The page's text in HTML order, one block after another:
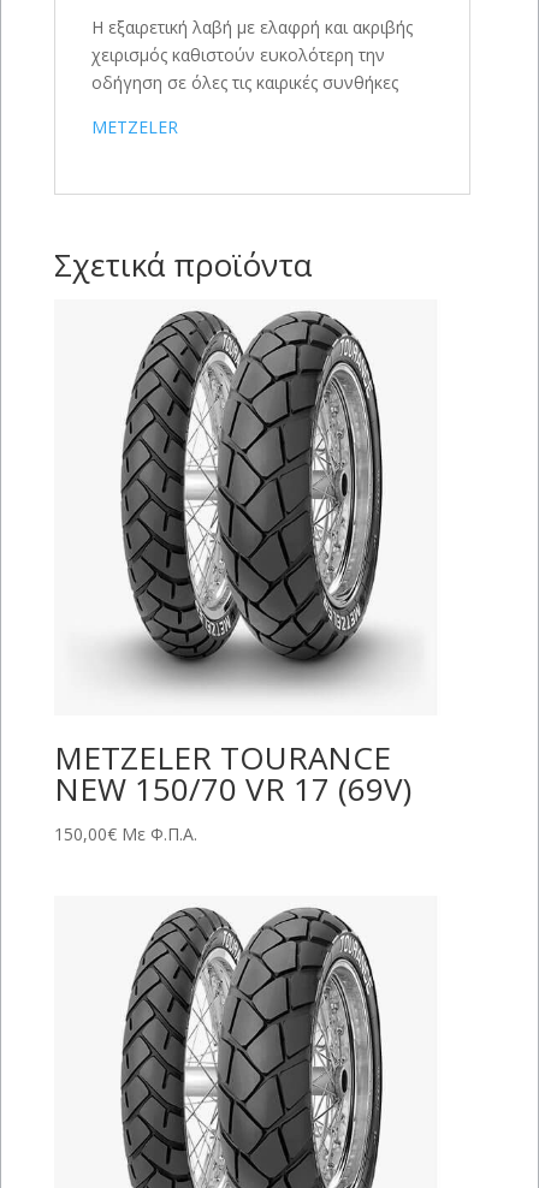
Η εξαιρετική λαβή με ελαφρή και ακριβής
χειρισμός καθιστούν ευκολότερη την
οδήγηση σε όλες τις καιρικές συνθήκες
METZELER
Σχετικά προϊόντα
METZELER TOURANCE
NEW 150/70 VR 17 (69V)
150,00€ Με Φ.Π.Α.